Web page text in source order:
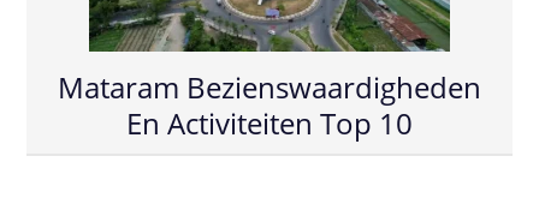
Mataram Bezienswaardigheden
En Activiteiten Top 10